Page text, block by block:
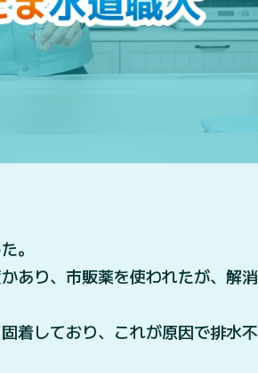
。
あり、市販薬を使われたが、解消
着しており、これが原因で排水不